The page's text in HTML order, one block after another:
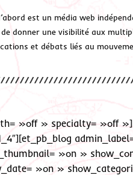
est un média web
donner une visibilité aux
et débats liés au
»off » specialty= »off
»on »
»on »